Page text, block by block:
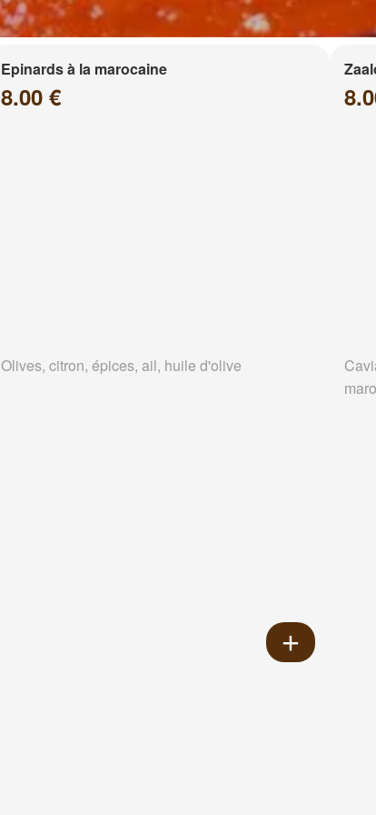
Epinards à la marocaine
8.00 €
Olives, citron, épices, ail, huile d'olive